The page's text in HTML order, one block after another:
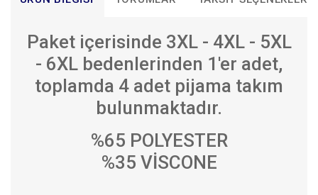
Paket içerisinde 3XL - 4XL - 5XL
- 6XL bedenlerinden 1'er adet,
toplamda 4 adet pijama takım
bulunmaktadır.
%65 POLYESTER
%35 VİSCONE